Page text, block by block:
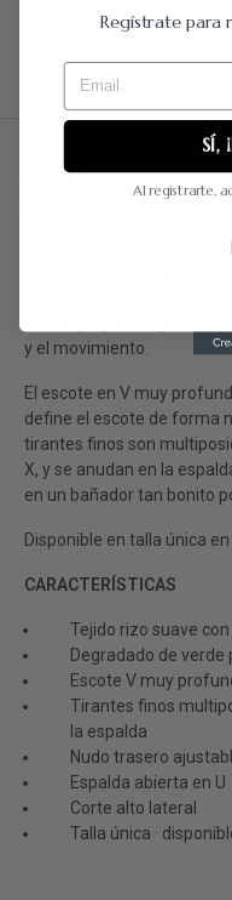
Envíos 24/48h
DESCRIPCIÓN
El bañador SWIM ONE
y el movimiento.
El escote en V muy
define el escote de forma
tirantes finos son
X, y se anudan en la
en un bañador tan bonito
Disponible en talla única
CARACTERÍSTICAS
Tejido rizo suave
Degradado de verde
Escote V muy
Tirantes finos
la espalda
Nudo trasero
Espalda abierta en U
Corte alto lateral
Talla única ·
Regístrate para
Email
SÍ,
Al registrarte,